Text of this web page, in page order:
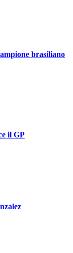
brasiliano
il GP